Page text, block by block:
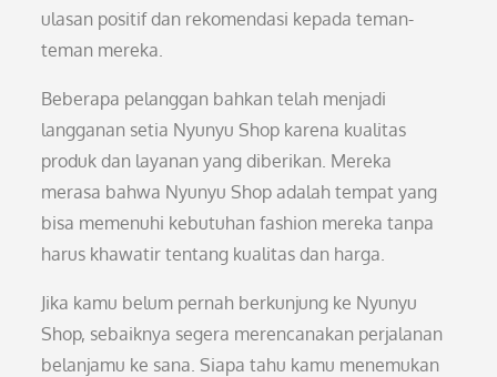
ulasan positif dan rekomendasi kepada teman-
teman mereka.
Beberapa pelanggan bahkan telah menjadi
langganan setia Nyunyu Shop karena kualitas
produk dan layanan yang diberikan. Mereka
merasa bahwa Nyunyu Shop adalah tempat yang
bisa memenuhi kebutuhan fashion mereka tanpa
harus khawatir tentang kualitas dan harga.
Jika kamu belum pernah berkunjung ke Nyunyu
Shop, sebaiknya segera merencanakan perjalanan
belanjamu ke sana. Siapa tahu kamu menemukan